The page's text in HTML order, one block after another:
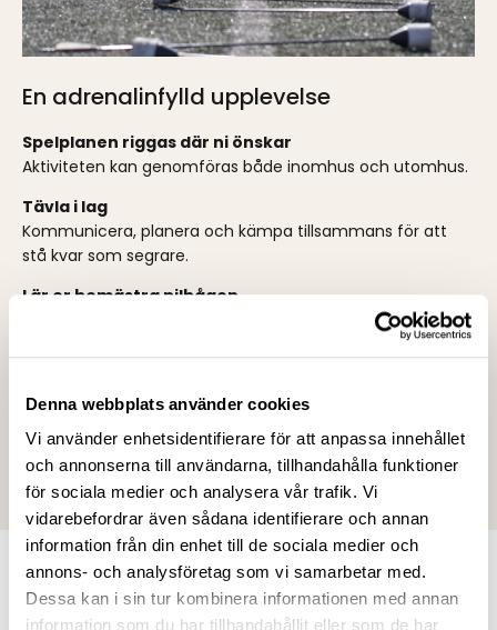
Denna webbplats använder cookies
Vi använder enhetsidentifierare för att anpassa innehållet
och annonserna till användarna, tillhandahålla funktioner
för sociala medier och analysera vår trafik. Vi
vidarebefordrar även sådana identifierare och annan
information från din enhet till de sociala medier och
annons- och analysföretag som vi samarbetar med.
Dessa kan i sin tur kombinera informationen med annan
information som du har tillhandahållit eller som de har
En adrenalinfylld upplevelse
Spelplanen riggas där ni önskar
Aktiviteten kan genomföras både inomhus och utomhus.
Tävla i lag
Kommunicera, planera och kämpa tillsammans för att
stå kvar som segrare.
Lär er bemästra pilbågen
Träffa motståndarna med skumgummipilar och använd
Kick off, teambuilding, företagsevent eller gruppaktivitet
eller avslutning med idrottslaget – Combat Archery
passar alla som vill ha en rolig och pulshöjande utmaning.
Låt striden börja!